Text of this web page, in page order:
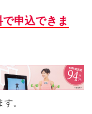
申込できま
。